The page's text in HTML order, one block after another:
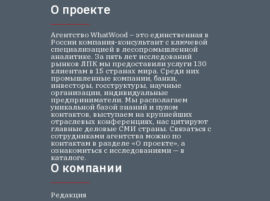
Редакция
Агентство WhatWood – это единственная в
России компания-консультант с ключевой
специализацией в лесопромышленной
аналитике. За пять лет исследований
рынков ЛПК мы предоставили услуги 130
клиентам в 15 странах мира. Среди них
промышленные компании, банки,
инвесторы, госструктуры, научные
организации, индивидуальные
предприниматели. Мы располагаем
уникальной базой знаний и пулом
контактов, выступаем на крупнейших
отраслевых конференциях, нас цитируют
главные деловые СМИ страны. Связаться с
сотрудниками агентства можно по
контактам в разделе «О проекте», а
ознакомиться с исследованиями — в
каталоге.
О проекте
О компании
О проекте
О компании